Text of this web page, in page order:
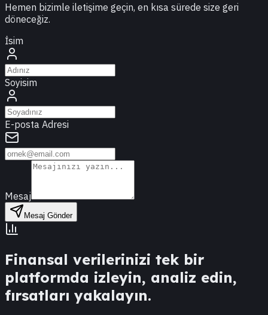
Hemen bizimle iletişime geçin, en kısa sürede size geri
döneceğiz.
İsim
Soyisim
E-posta Adresi
Mesaj
Mesaj Gönder
Finansal verilerinizi tek bir
platformda izleyin, analiz edin,
fırsatları yakalayın.